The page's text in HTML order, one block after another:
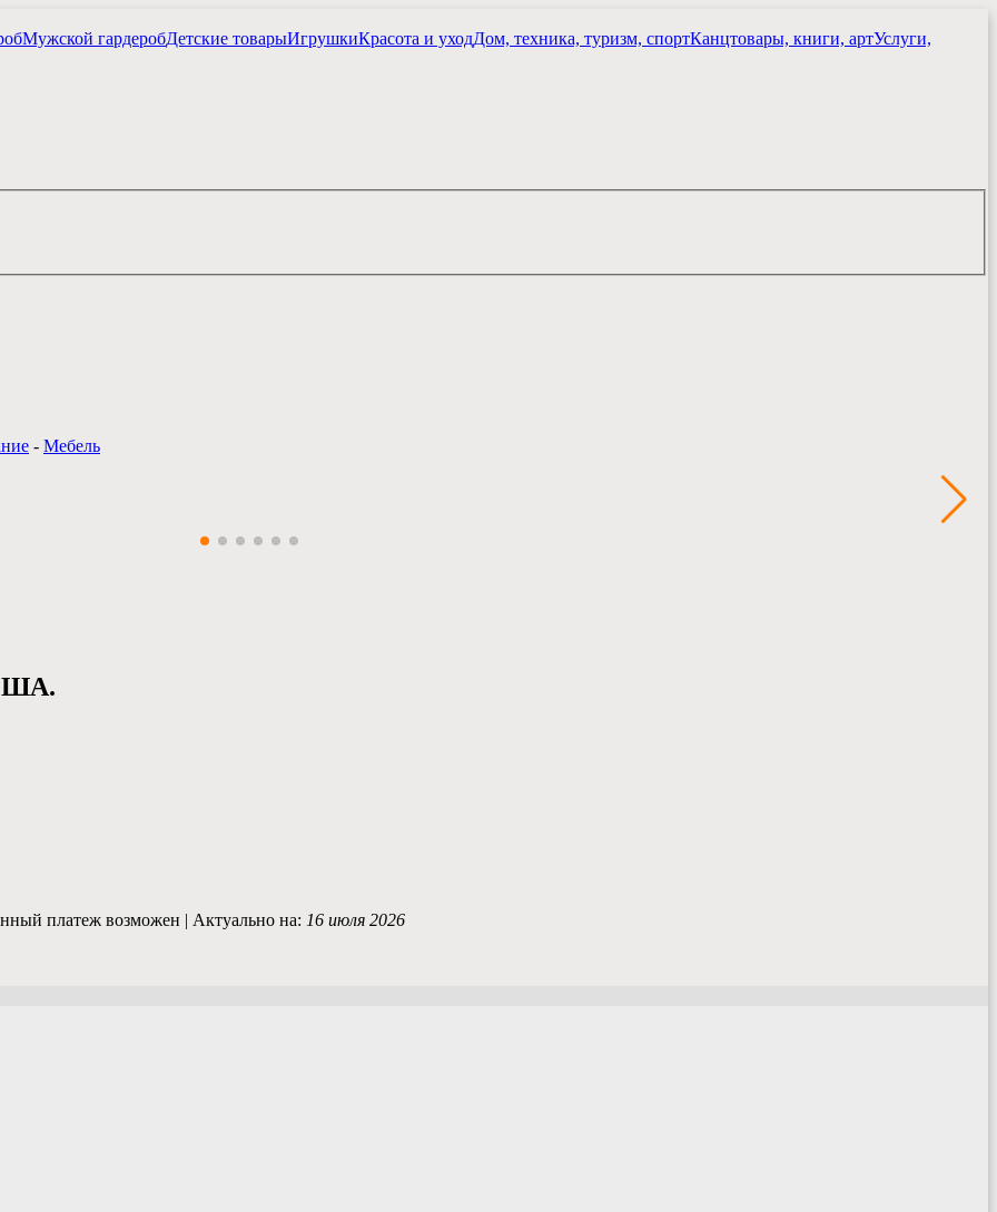
Мужской гардеробДетские товарыИгрушкиКрасота и уходДом, техника, туризм, спортКанцтовары, книги, артУслуги,
- Мебель
платеж возможен | Актуально на: 16 июля 2026